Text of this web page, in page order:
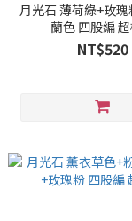
月光石 薄荷綠+玫
蘭色 四股編
NT$520